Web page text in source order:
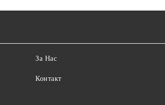
За Нас
Контакт